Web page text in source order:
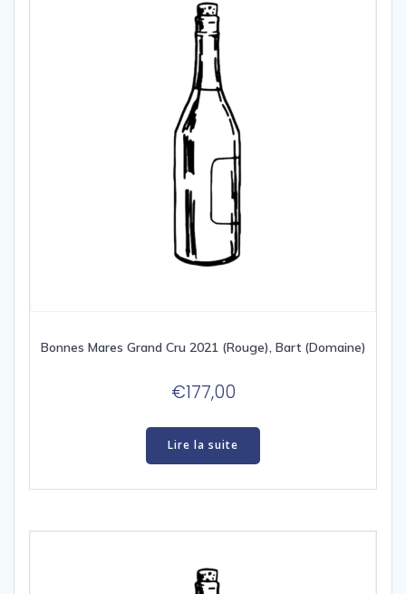
Bonnes Mares Grand Cru 2021 (Rouge), Bart (Domaine)
€177,00
Lire la suite